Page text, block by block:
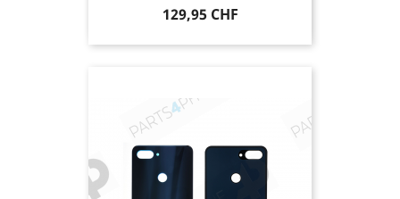
Prezzo
129,95 CHF